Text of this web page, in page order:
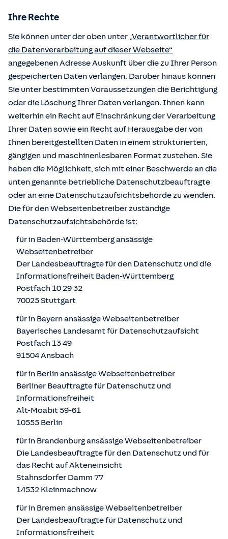
Ihre Rechte
Sie können unter der oben unter „Verantwortlicher für
die Datenverarbeitung auf dieser Webseite“
angegebenen Adresse Auskunft über die zu Ihrer Person
gespeicherten Daten verlangen. Darüber hinaus können
Sie unter bestimmten Voraussetzungen die Berichtigung
oder die Löschung Ihrer Daten verlangen. Ihnen kann
weiterhin ein Recht auf Einschränkung der Verarbeitung
Ihrer Daten sowie ein Recht auf Herausgabe der von
Ihnen bereitgestellten Daten in einem strukturierten,
gängigen und maschinenlesbaren Format zustehen. Sie
haben die Möglichkeit, sich mit einer Beschwerde an die
unten genannte betriebliche Datenschutzbeauftragte
oder an eine Datenschutzaufsichtsbehörde zu wenden.
Die für den Webseitenbetreiber zuständige
Datenschutzaufsichtsbehörde ist:
für in Baden-Württemberg ansässige
Webseitenbetreiber
Der Landesbeauftragte für den Datenschutz und die
Informationsfreiheit Baden-Württemberg
Postfach 10 29 32
70025 Stuttgart
für in Bayern ansässige Webseitenbetreiber
Bayerisches Landesamt für Datenschutzaufsicht
Postfach 13 49
91504 Ansbach
für in Berlin ansässige Webseitenbetreiber
Berliner Beauftragte für Datenschutz und
Informationsfreiheit
Alt-Moabit 59-61
10555 Berlin
für in Brandenburg ansässige Webseitenbetreiber
Die Landesbeauftragte für den Datenschutz und für
das Recht auf Akteneinsicht
Stahnsdorfer Damm 77
14532 Kleinmachnow
für in Bremen ansässige Webseitenbetreiber
Der Landesbeauftragte für Datenschutz und
Informationsfreiheit